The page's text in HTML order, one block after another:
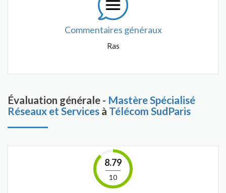
Commentaires généraux
Ras
Évaluation générale - Mastère Spécialisé
Réseaux et Services à Télécom SudParis
8.79
10